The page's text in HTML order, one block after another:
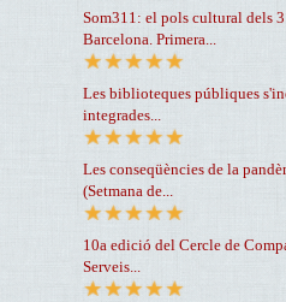
Som311: el pols cultural dels
Barcelona. Primera...
Les biblioteques públiques
integrades...
Les conseqüències de la
(Setmana de...
10a edició del Cercle de
Serveis...